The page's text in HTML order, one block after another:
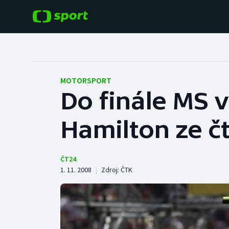
Hokej
Tenis
Cyklistika
Baseball a softbal
Basketbal
Boby a skeleton
Box
MOTORSPORT
Do finále MS
Hamilton ze
ČT24
1. 11. 2008 | Zdroj: ČTK